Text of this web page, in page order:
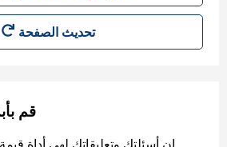
تحديث الصفحة
قم